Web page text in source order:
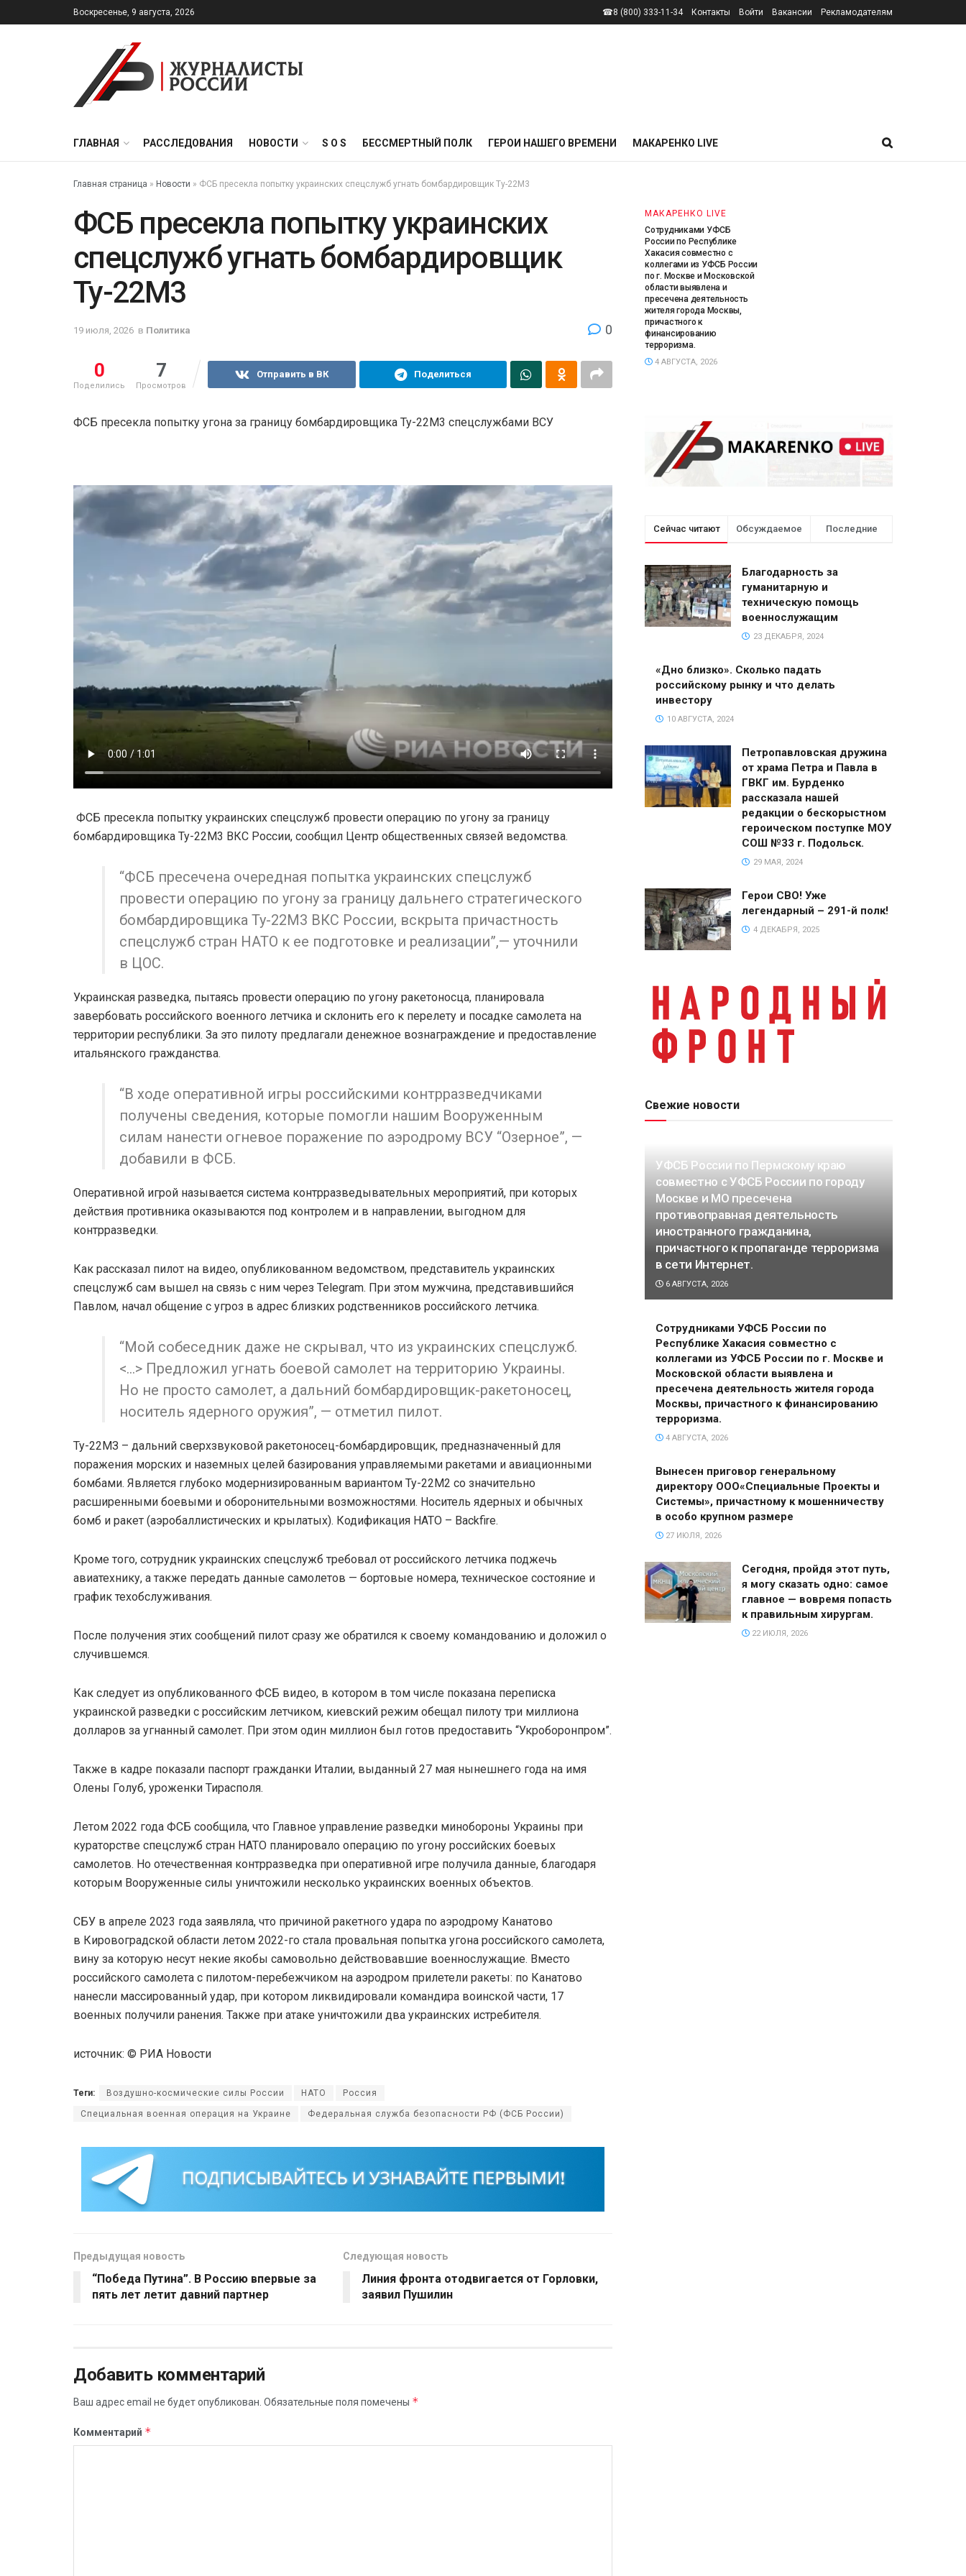
Воскресенье, 9 августа, 2026 ☎8 (800) 333-11-34 Контакты Войти Вакансии Рекламодателям
ГЛАВНАЯ РАССЛЕДОВАНИЯ НОВОСТИ S O S БЕССМЕРТНЫЙ ПОЛК ГЕРОИ НАШЕГО ВРЕМЕНИ МАКАРЕНКО LIVE
Главная страница » Новости » ФСБ пресекла попытку украинских спецслужб угнать бомбардировщик Ту-22М3
ФСБ пресекла попытку украинских
спецслужб угнать бомбардировщик
Ту-22М3
19 июля, 2026 в Политика 0
0
Поделились
7
Просмотров
Отправить в ВК Поделиться
ФСБ пресекла попытку угона за границу бомбардировщика Ту-22М3 спецслужбами ВСУ
ФСБ пресекла попытку украинских спецслужб провести операцию по угону за границу
бомбардировщика Ту-22М3 ВКС России, сообщил Центр общественных связей ведомства.
“ФСБ пресечена очередная попытка украинских спецслужб
провести операцию по угону за границу дальнего стратегического
бомбардировщика Ту-22М3 ВКС России, вскрыта причастность
спецслужб стран НАТО к ее подготовке и реализации”,— уточнили
в ЦОС.
Украинская разведка, пытаясь провести операцию по угону ракетоносца, планировала
завербовать российского военного летчика и склонить его к перелету и посадке самолета на
территории республики. За это пилоту предлагали денежное вознаграждение и предоставление
итальянского гражданства.
“В ходе оперативной игры российскими контрразведчиками
получены сведения, которые помогли нашим Вооруженным
силам нанести огневое поражение по аэродрому ВСУ “Озерное”, —
добавили в ФСБ.
Оперативной игрой называется система контрразведывательных мероприятий, при которых
действия противника оказываются под контролем и в направлении, выгодном для
контрразведки.
Как рассказал пилот на видео, опубликованном ведомством, представитель украинских
спецслужб сам вышел на связь с ним через Telegram. При этом мужчина, представившийся
Павлом, начал общение с угроз в адрес близких родственников российского летчика.
“Мой собеседник даже не скрывал, что из украинских спецслужб.
<…> Предложил угнать боевой самолет на территорию Украины.
Но не просто самолет, а дальний бомбардировщик-ракетоносец,
носитель ядерного оружия”, — отметил пилот.
Ту-22МЗ – дальний сверхзвуковой ракетоносец-бомбардировщик, предназначенный для
поражения морских и наземных целей базирования управляемыми ракетами и авиационными
бомбами. Является глубоко модернизированным вариантом Ту-22М2 со значительно
расширенными боевыми и оборонительными возможностями. Носитель ядерных и обычных
бомб и ракет (аэробаллистических и крылатых). Кодификация НАТО – Backfire.
Кроме того, сотрудник украинских спецслужб требовал от российского летчика поджечь
авиатехнику, а также передать данные самолетов — бортовые номера, техническое состояние и
график техобслуживания.
После получения этих сообщений пилот сразу же обратился к своему командованию и доложил о
случившемся.
Как следует из опубликованного ФСБ видео, в котором в том числе показана переписка
украинской разведки с российским летчиком, киевский режим обещал пилоту три миллиона
долларов за угнанный самолет. При этом один миллион был готов предоставить “Укроборонпром”.
Также в кадре показали паспорт гражданки Италии, выданный 27 мая нынешнего года на имя
Олены Голуб, уроженки Тирасполя.
Летом 2022 года ФСБ сообщила, что Главное управление разведки минобороны Украины при
кураторстве спецслужб стран НАТО планировало операцию по угону российских боевых
самолетов. Но отечественная контрразведка при оперативной игре получила данные, благодаря
которым Вооруженные силы уничтожили несколько украинских военных объектов.
СБУ в апреле 2023 года заявляла, что причиной ракетного удара по аэродрому Канатово
в Кировоградской области летом 2022-го стала провальная попытка угона российского самолета,
вину за которую несут некие якобы самовольно действовавшие военнослужащие. Вместо
российского самолета с пилотом-перебежчиком на аэродром прилетели ракеты: по Канатово
нанесли массированный удар, при котором ликвидировали командира воинской части, 17
военных получили ранения. Также при атаке уничтожили два украинских истребителя.
источник: © РИА Новости
Теги: Воздушно-космические силы России НАТО Россия
Специальная военная операция на Украине Федеральная служба безопасности РФ (ФСБ России)
Предыдущая новость
“Победа Путина”. В Россию впервые за
пять лет летит давний партнер
Следующая новость
Линия фронта отодвигается от Горловки,
заявил Пушилин
Добавить комментарий
Ваш адрес email не будет опубликован. Обязательные поля помечены *
Комментарий *
гражданина, причастного к пропаганде
МАКАРЕНКО LIVE
Сотрудниками УФСБ
России по Республике
Хакасия совместно с
коллегами из УФСБ России
по г. Москве и Московской
области выявлена и
пресечена деятельность
жителя города Москвы,
причастного к
финансированию
терроризма.
4 АВГУСТА, 2026
Сейчас читают Обсуждаемое Последние
Благодарность за
гуманитарную и
техническую помощь
военнослужащим
23 ДЕКАБРЯ, 2024
«Дно близко». Сколько падать
российскому рынку и что делать
инвестору
10 АВГУСТА, 2024
Петропавловская дружина
от храма Петра и Павла в
ГВКГ им. Бурденко
рассказала нашей
редакции о бескорыстном
героическом поступке МОУ
СОШ №33 г. Подольск.
29 МАЯ, 2024
Герои СВО! Уже
легендарный – 291-й полк!
4 ДЕКАБРЯ, 2025
Свежие новости
УФСБ России по Пермскому краю
совместно с УФСБ России по городу
Москве и МО пресечена
противоправная деятельность
иностранного гражданина,
причастного к пропаганде терроризма
в сети Интернет.
6 АВГУСТА, 2026
Сотрудниками УФСБ России по
Республике Хакасия совместно с
коллегами из УФСБ России по г. Москве и
Московской области выявлена и
пресечена деятельность жителя города
Москвы, причастного к финансированию
терроризма.
4 АВГУСТА, 2026
Вынесен приговор генеральному
директору ООО«Специальные Проекты и
Системы», причастному к мошенничеству
в особо крупном размере
27 ИЮЛЯ, 2026
Сегодня, пройдя этот путь,
я могу сказать одно: самое
главное — вовремя попасть
к правильным хирургам.
22 ИЮЛЯ, 2026